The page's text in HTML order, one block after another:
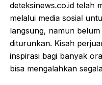
deteksinews.co.id telah
melalui media sosial
langsung, namun
diturunkan. Kisah
inspirasi bagi banyak
bisa mengalahkan